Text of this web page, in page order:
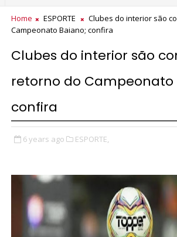
na Bahia a partir de segunda-feira
Home ESPORTE
Clubes do interior são
Campeonato Baiano; confira
Clubes do interior são
retorno do Campeonato
confira
6 years ago ESPORTE,